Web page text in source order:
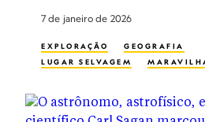
7 de janeiro de 2026
EXPLORAÇÃO
GEOGRAFIA
LUGAR SELVAGEM